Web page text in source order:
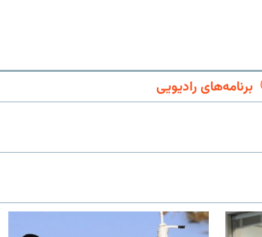
برنامه‌های رادیویی